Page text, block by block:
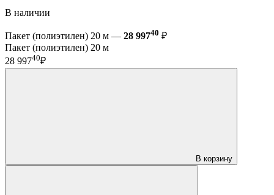
В наличии
Пакет (полиэтилен) 20 м — 28 99740 ₽
Пакет (полиэтилен) 20 м
28 99740₽
В корзину